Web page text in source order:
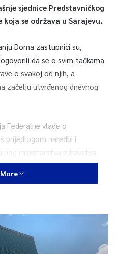
sjednice Predstavničkog
se održava u Sarajevu.
Doma zastupnici su,
da se o svim tačkama
o svakoj od njih, a
začelju utvrđenog dnevnog
Federalne vlade o
prijedlogom naredbi i
ministarstva zdravstva.
su kandidirane
zakona FBiH predložili su